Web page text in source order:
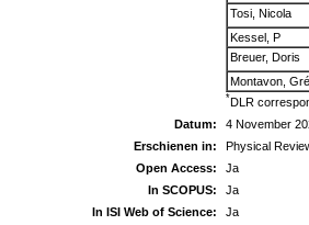
Tosi, Nicola
Kessel, P
Breuer, Doris
Montavon,
*DLR
Datum:
4 November
Erschienen in:
Physical
Open Access:
Ja
In SCOPUS:
Ja
In ISI Web of Science:
Ja